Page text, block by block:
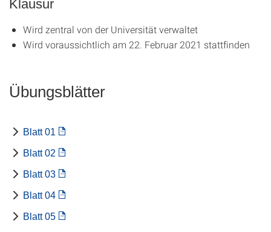
Klausur
Wird zentral von der Universität verwaltet
Wird voraussichtlich am 22. Februar 2021 stattfinden
Übungsblätter
Blatt 01
Blatt 02
Blatt 03
Blatt 04
Blatt 05